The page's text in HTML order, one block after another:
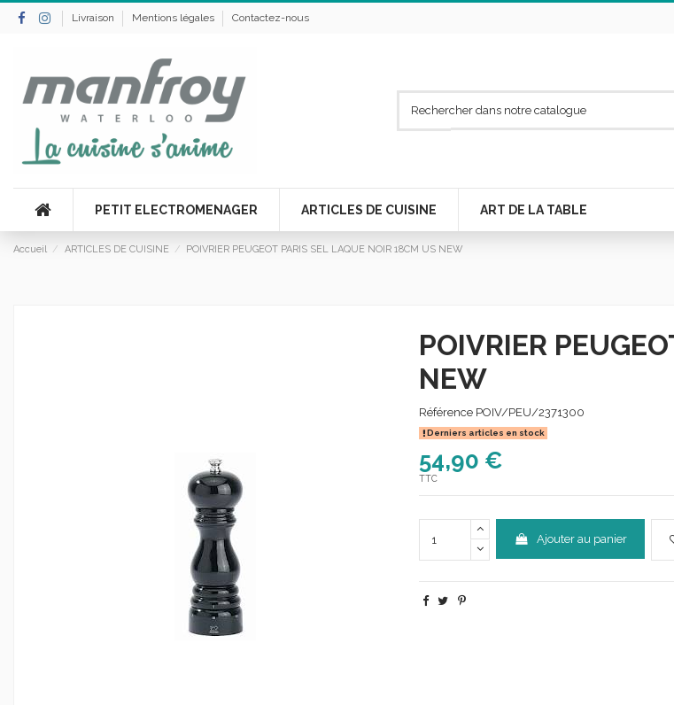
Livraison Mentions légales Contactez-nous
PETIT ELECTROMENAGER ARTICLES DE CUISINE ART DE LA TABLE
Accueil ARTICLES DE CUISINE POIVRIER PEUGEOT PARIS SEL LAQUE NOIR 18CM US NEW
POIVRIER
NEW
Référence POIV/PEU/2371300
Derniers articles en stock
54,90 €
TTC
Ajouter au panier